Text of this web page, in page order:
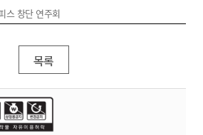
스 창단 연주회
목록